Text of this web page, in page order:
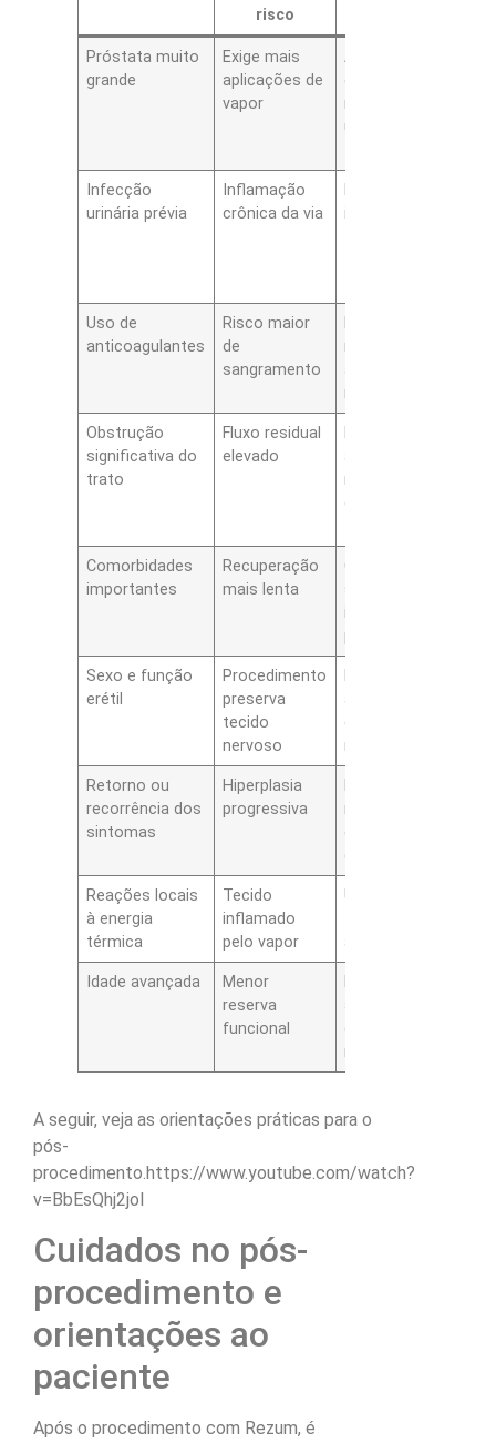
risco
Próstata muito
grande
Exige mais
aplicações de
vapor
Aumento do
retenção
urinária
Infecção
urinária prévia
Inflamação
crônica da via
infecção; febre
Uso de
anticoagulantes
Risco maior
de
sangramento
necessidade de
medicamentoso
Obstrução
significativa do
trato
Fluxo residual
elevado
aguda;
necessidade de
cateter
Comorbidades
importantes
Recuperação
mais lenta
Complicações
internação
prolongada
Sexo e função
erétil
Procedimento
preserva
tecido
nervoso
altera ereção;
ejaculação pode
mudar
Retorno ou
recorrência dos
sintomas
Hiperplasia
progressiva
reintervenção
em alguns
Reações locais
à energia
térmica
Tecido
inflamado
pelo vapor
Urgência,
ao urinar
Idade avançada
Menor
reserva
funcional
médicas
A seguir, veja as orientações práticas para o
pós-
procedimento.https://www.youtube.com/watch?
v=BbEsQhj2joI
Cuidados no pós-
procedimento e
orientações ao
paciente
Após o procedimento com Rezum, é